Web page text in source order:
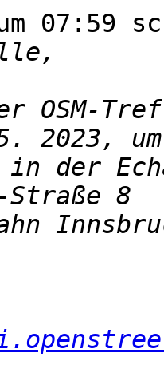
07:59
OSM-
in der